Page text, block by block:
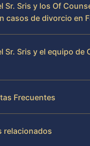
Sr. Sris y los Of
casos de divorcio en
Sr. Sris y el equipo de
Frecuentes
relacionados